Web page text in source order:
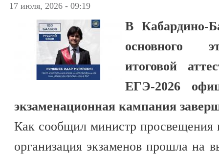
17 июля, 2026 - 09:19
В Кабардино-
основного
итоговой
ЕГЭ‑2026
экзаменационная кампания
Как сообщил министр
организация экзаменов прошла на